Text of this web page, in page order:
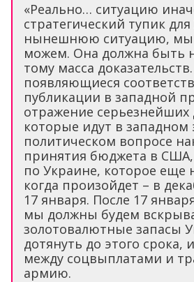
«Реально… ситуацию
стратегический тупик
нынешнюю ситуацию, мы
можем. Она должна быть
тому масса
появляющиеся
публикации в западной
отражение серьезнейших
которые идут в западном
политическом вопросе
принятия бюджета в США,
по Украине, которое еще
когда произойдет – в
17 января. После 17
мы должны будем
золотовалютные запасы
дотянуть до этого срока,
между соцвыплатами и
армию.